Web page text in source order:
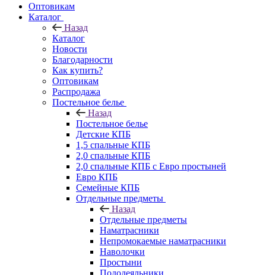
Оптовикам
Каталог
Назад
Каталог
Новости
Благодарности
Как купить?
Оптовикам
Распродажа
Постельное белье
Назад
Постельное белье
Детские КПБ
1,5 спальные КПБ
2,0 спальные КПБ
2,0 спальные КПБ с Евро простыней
Евро КПБ
Семейные КПБ
Отдельные предметы
Назад
Отдельные предметы
Наматрасники
Непромокаемые наматрасники
Наволочки
Простыни
Пододеяльники